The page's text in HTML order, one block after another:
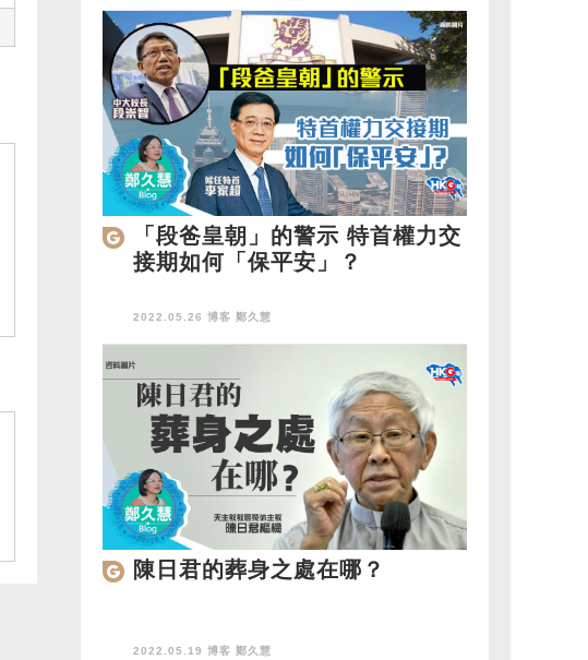
「段爸皇朝」的警示 特首權力交
接期如何「保平安」？
2022.05.26 博客 鄭久慧
陳日君的葬身之處在哪？
2022.05.19 博客 鄭久慧